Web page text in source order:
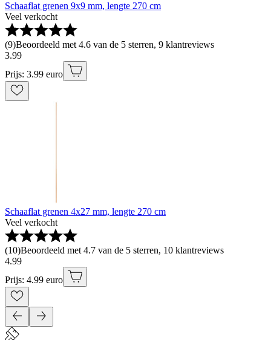
Schaaflat grenen 9x9 mm, lengte 270 cm
Veel verkocht
(9)Beoordeeld met 4.6 van de 5 sterren, 9 klantreviews
3.99
Prijs: 3.99 euro
Schaaflat grenen 4x27 mm, lengte 270 cm
Veel verkocht
(10)Beoordeeld met 4.7 van de 5 sterren, 10 klantreviews
4.99
Prijs: 4.99 euro